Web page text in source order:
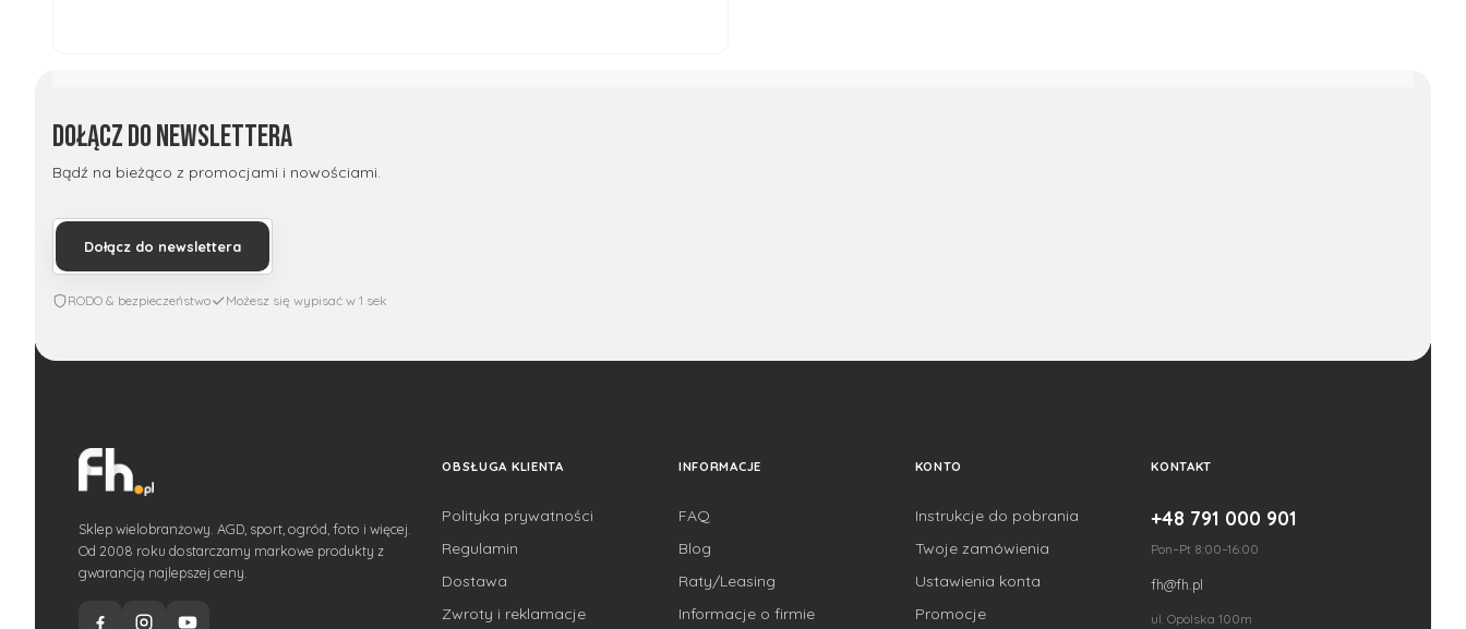
Dołącz do newslettera
Bądź na bieżąco z promocjami i nowościami.
Dołącz do newslettera
RODO & bezpieczeństwo Możesz się wypisać w 1 sek
Sklep wielobranżowy. AGD, sport, ogród, foto i więcej.
Od 2008 roku dostarczamy markowe produkty z
gwarancją najlepszej ceny.
OBSŁUGA KLIENTA
Polityka prywatności
Regulamin
Dostawa
Zwroty i reklamacje
INFORMACJE
FAQ
Blog
Raty/Leasing
Informacje o firmie
KONTO
Instrukcje do pobrania
Twoje zamówienia
Ustawienia konta
Promocje
KONTAKT
+48 791 000 901
Pon–Pt 8:00–16:00
fh@fh.pl
ul. Opolska 100m